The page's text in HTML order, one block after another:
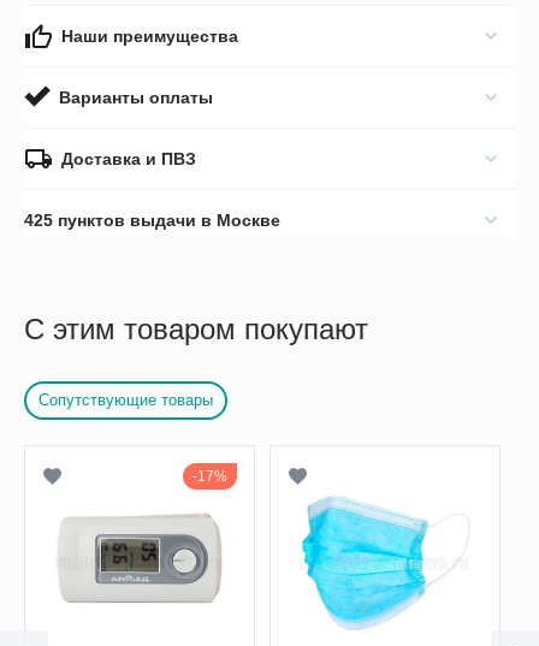
Наши преимущества
Варианты оплаты
Доставка и ПВЗ
425 пунктов выдачи в Москве
С этим товаром покупают
Сопутствующие товары
17%